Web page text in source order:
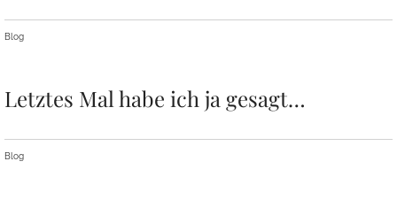
Blog
Letztes Mal habe ich ja gesagt…
Blog